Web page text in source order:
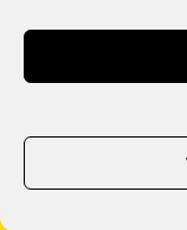
Installateur des